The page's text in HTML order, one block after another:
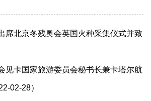
席北京冬残奥会英国火种采集仪式并致
见卡国家旅游委员会秘书长兼卡塔尔航
02-28）